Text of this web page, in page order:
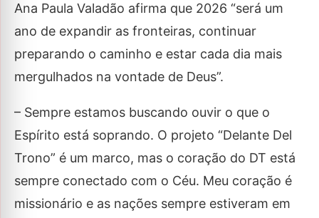
Ana Paula Valadão afirma que 2026 “será um
ano de expandir as fronteiras, continuar
preparando o caminho e estar cada dia mais
mergulhados na vontade de Deus”.
– Sempre estamos buscando ouvir o que o
Espírito está soprando. O projeto “Delante Del
Trono” é um marco, mas o coração do DT está
sempre conectado com o Céu. Meu coração é
missionário e as nações sempre estiveram em